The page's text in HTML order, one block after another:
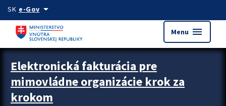
Preskocit na hlavný obsah
SK e-Govarrow_drop_down
Menu menu
Zastavit automatický posun upútavok
Elektronická fakturácia pre
mimovládne organizácie krok za
krokom